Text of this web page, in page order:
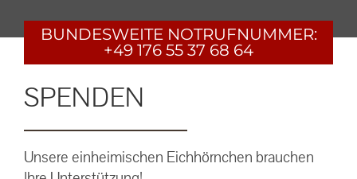
BUNDESWEITE NOTRUFNUMMER:
+49 176 55 37 68 64
SPENDEN
Unsere einheimischen Eichhörnchen brauchen